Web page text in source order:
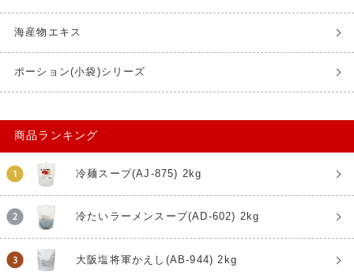
海産物エキス
ポーション(小袋)シリーズ
商品ランキング
冷麺スープ(AJ-875) 2kg
冷たいラーメンスープ(AD-602) 2kg
大阪塩将軍かえし(AB-944) 2kg